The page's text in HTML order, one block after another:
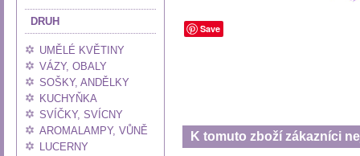
DRUH
UMĚLÉ KVĚTINY
VÁZY, OBALY
SOŠKY, ANDĚLKY
KUCHYŇKA
SVÍČKY, SVÍCNY
AROMALAMPY, VŮNĚ
LUCERNY
Save
K tomuto zboží zákazníci